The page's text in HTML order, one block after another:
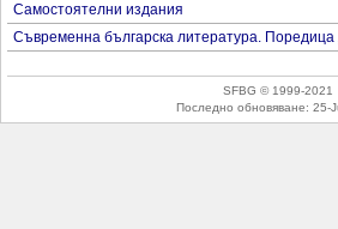
Самостоятелни издания
Съвременна българска литература. Поредица
SFBG © 1999-2021
Последно обновяване: 25-